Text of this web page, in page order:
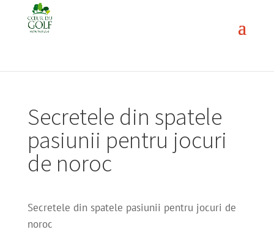
Secretele din spatele
pasiunii pentru jocuri
de noroc
Secretele din spatele pasiunii pentru jocuri de
noroc